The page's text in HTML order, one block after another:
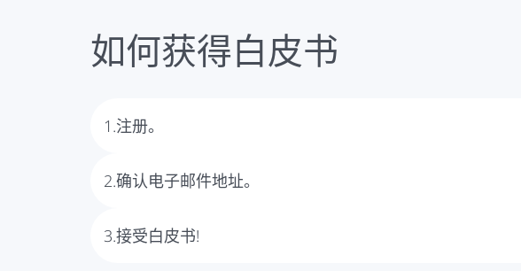
如何获得白皮书
1.注册。
2.确认电子邮件地址。
3.接受白皮书!